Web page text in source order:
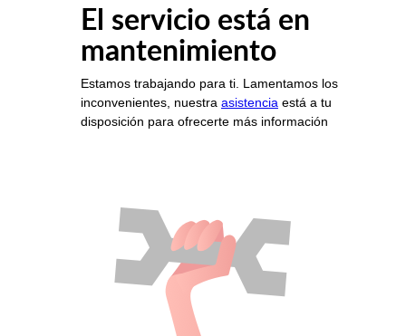
El servicio está en
mantenimiento
Estamos trabajando para ti. Lamentamos los
inconvenientes, nuestra asistencia está a tu
disposición para ofrecerte más información